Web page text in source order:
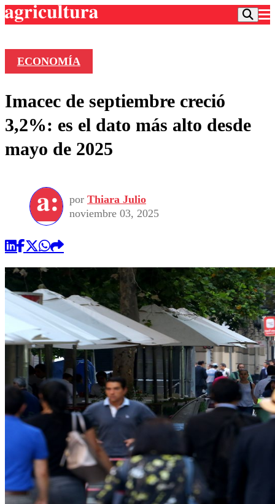
Frecuencias
Agricultura TV
Deportes
Colo Colo
Seleccion Chilena
Torneo Internacional
Universidad de Chile
Entretención
Economía
Internacional
Sustentabilidad
Publicaciones en medios
Opinión
ECONOMÍA
Imacec de septiembre creció
3,2%: es el dato más alto desde
mayo de 2025
por Thiara Julio
noviembre 03, 2025